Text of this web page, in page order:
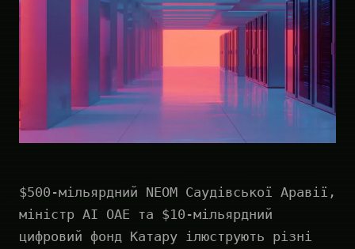
$500-мільярдний NEOM Саудівської Аравії,
міністр AI ОАЕ та $10-мільярдний
цифровий фонд Катару ілюструють різні